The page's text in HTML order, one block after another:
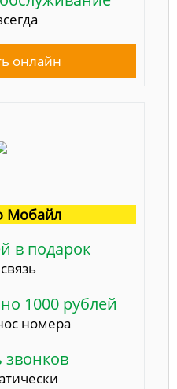
онлайн
Мобайл
в подарок
1000 рублей
номера
звонков